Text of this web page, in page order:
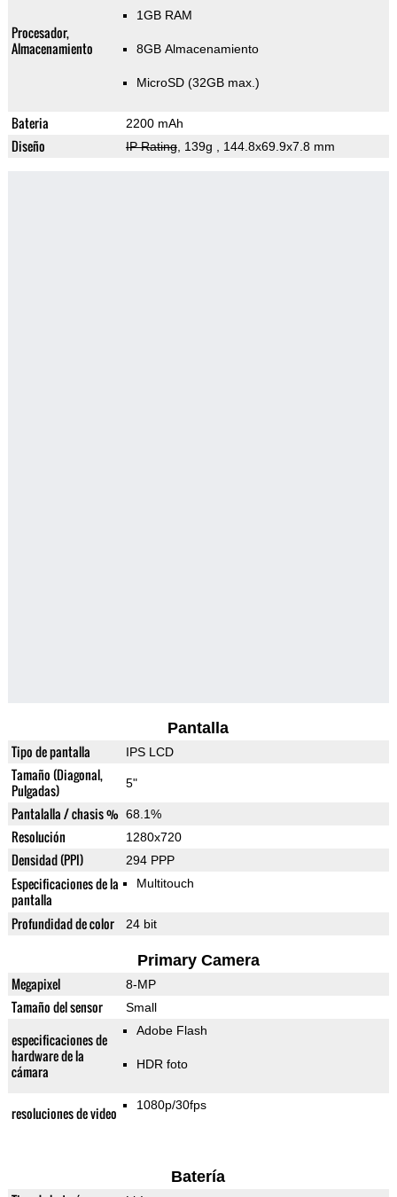
Procesador,
Almacenamiento
1GB RAM
8GB Almacenamiento
MicroSD (32GB max.)
Bateria 2200 mAh
Diseño IP Rating, 139g , 144.8x69.9x7.8 mm
Pantalla
Tipo de pantalla IPS LCD
Tamaño (Diagonal,
Pulgadas)
5"
Pantalalla / chasis % 68.1%
Resolución 1280x720
Densidad (PPI) 294 PPP
Especificaciones de la
pantalla
Multitouch
Profundidad de color 24 bit
Primary Camera
Megapixel 8-MP
Tamaño del sensor Small
especificaciones de
hardware de la
cámara
Adobe Flash
HDR foto
resoluciones de video 1080p/30fps
Batería